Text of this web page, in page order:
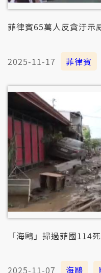
菲律賓65萬人反貪汙示
2025-11-17 菲律賓
「海鷗」掃過菲國114
2025-11-07 海鷗